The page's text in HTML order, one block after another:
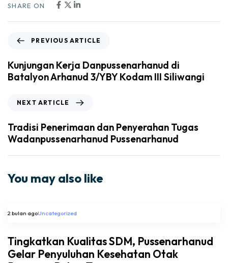
SHARE ON
PREVIOUS ARTICLE
Kunjungan Kerja Danpussenarhanud di
Batalyon Arhanud 3/YBY Kodam III Siliwangi
NEXT ARTICLE
Tradisi Penerimaan dan Penyerahan Tugas
Wadanpussenarhanud Pussenarhanud
You may also like
2 bulan agoUncategorized
Tingkatkan Kualitas SDM, Pussenarhanud
Gelar Penyuluhan Kesehatan Otak